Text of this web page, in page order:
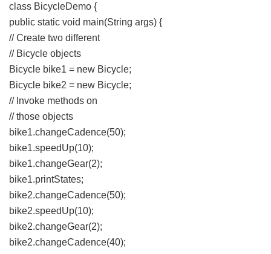
class BicycleDemo {
public static void main(String args) {
// Create two different
// Bicycle objects
Bicycle bike1 = new Bicycle;
Bicycle bike2 = new Bicycle;
// Invoke methods on
// those objects
bike1.changeCadence(50);
bike1.speedUp(10);
bike1.changeGear(2);
bike1.printStates;
bike2.changeCadence(50);
bike2.speedUp(10);
bike2.changeGear(2);
bike2.changeCadence(40);